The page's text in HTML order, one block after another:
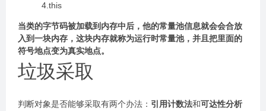
4.this
当类的字节码被加载到内存中后，他的常量池信息就会会合放
入到一块内存，这块内存就称为运行时常量池，并且把里面的
符号地点变为真实地点。
垃圾采取
判断对象是否能够采取有两个办法： 引用计数法和可达性分析